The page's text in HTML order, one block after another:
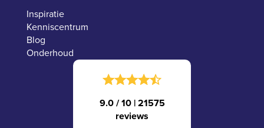
Inspiratie
Kenniscentrum
Blog
Onderhoud
9.0 / 10 |21575
reviews